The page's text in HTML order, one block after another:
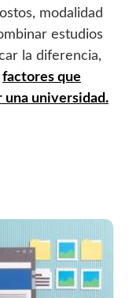
modalidad
estudios
la diferencia,
factores que
una universidad.